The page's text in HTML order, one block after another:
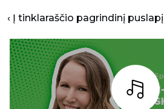
‹ Į tinklaraščio pagrindinį puslapį